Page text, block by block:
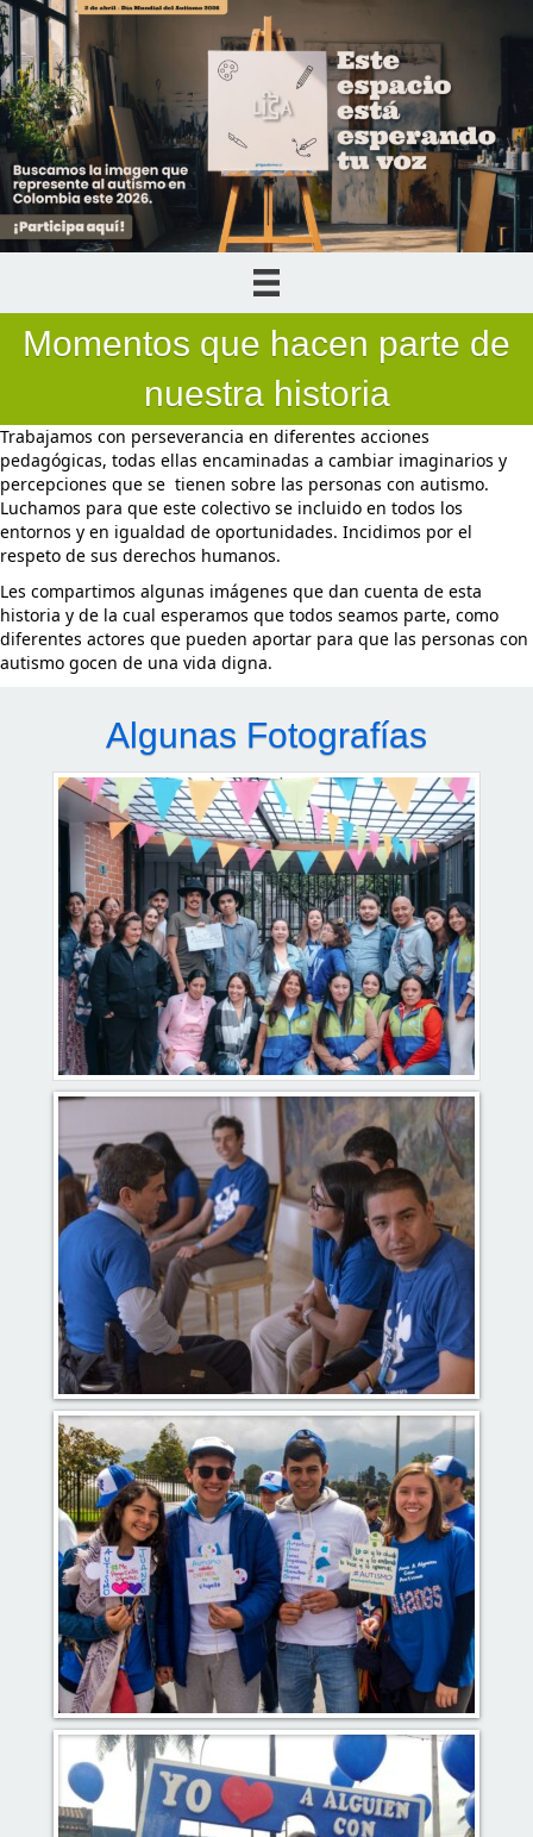
Momentos que hacen parte de
nuestra historia
Trabajamos con perseverancia en diferentes acciones
pedagógicas, todas ellas encaminadas a cambiar imaginarios y
percepciones que se tienen sobre las personas con autismo.
Luchamos para que este colectivo se incluido en todos los
entornos y en igualdad de oportunidades. Incidimos por el
respeto de sus derechos humanos.
Les compartimos algunas imágenes que dan cuenta de esta
historia y de la cual esperamos que todos seamos parte, como
diferentes actores que pueden aportar para que las personas con
autismo gocen de una vida digna.
Algunas Fotografías